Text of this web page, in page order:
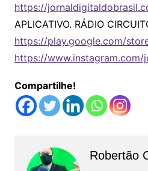
https://
APLICATIVO. RÁDIO
https://play.google.com/
https://www.instagram.com/
Compartilhe!
Robertão